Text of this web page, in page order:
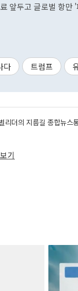
앞두고 글로벌 항만
다 트럼프
리더의 지름길 종합뉴
기